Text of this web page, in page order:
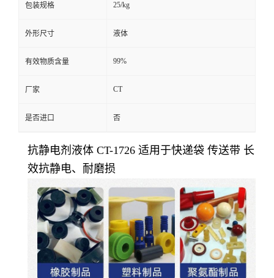
包装规格 25/kg
外形尺寸 液体
有效物质含量 99%
厂家 CT
是否进口 否
抗静电剂液体 CT-1726 适用于快递袋 传送带 长
效抗静电、耐磨损